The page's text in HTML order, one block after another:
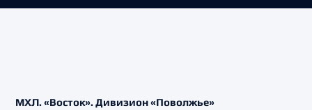
МХЛ. «Восток». Дивизион «Поволжье»